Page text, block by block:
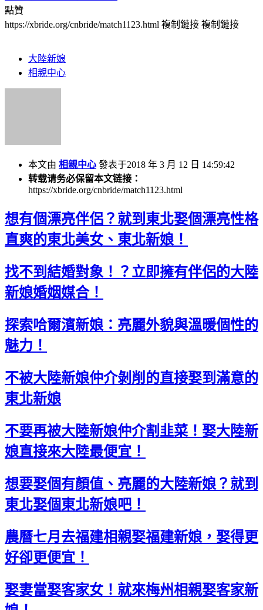
點贊
https://xbride.org/cnbride/match1123.html 複制鏈接 複制鏈接
大陸新娘
相親中心
本文由 相親中心 發表于2018 年 3 月 12 日 14:59:42
转载请务必保留本文链接：
https://xbride.org/cnbride/match1123.html
想有個漂亮伴侶？就到東北娶個漂亮性格
直爽的東北美女、東北新娘！
找不到結婚對象！？立即擁有伴侶的大陸
新娘婚姻媒合！
探索哈爾濱新娘：亮麗外貌與溫暖個性的
魅力！
不被大陸新娘仲介剝削的直接娶到滿意的
東北新娘
不要再被大陸新娘仲介割韭菜！娶大陸新
娘直接來大陸最便宜！
想要娶個有顏值、亮麗的大陸新娘？就到
東北娶個東北新娘吧！
農曆七月去福建相親娶福建新娘，娶得更
好卻更便宜！
娶妻當娶客家女！就來梅州相親娶客家新